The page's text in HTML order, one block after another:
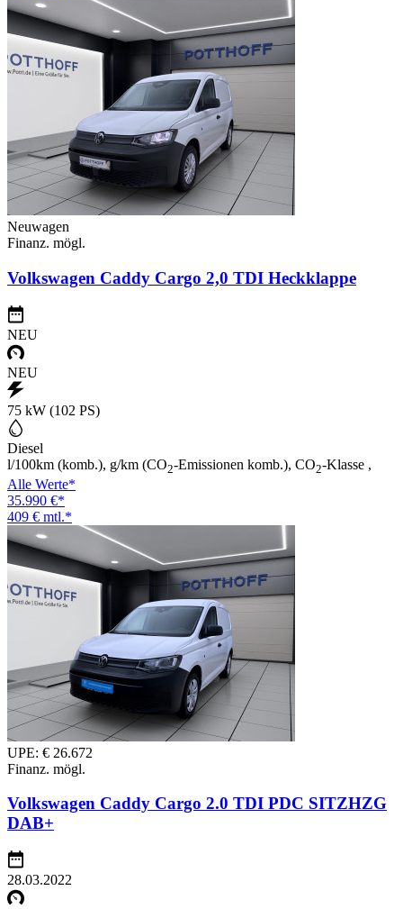
Neuwagen
Finanz. mögl.
Volkswagen Caddy Cargo 2,0 TDI Heckklappe
NEU
NEU
75 kW (102 PS)
Diesel
l/100km (komb.), g/km (CO2-Emissionen komb.), CO2-Klasse ,
Alle Werte*
35.990 €*
409 € mtl.*
UPE: € 26.672
Finanz. mögl.
Volkswagen Caddy Cargo 2.0 TDI PDC SITZHZG
DAB+
28.03.2022